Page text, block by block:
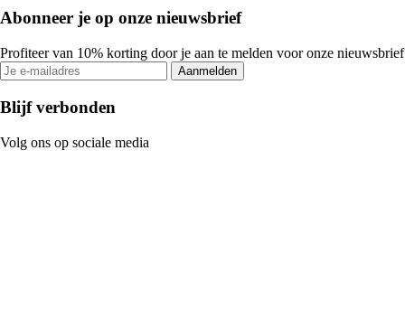
Abonneer je op onze nieuwsbrief
Profiteer van 10% korting door je aan te melden voor onze nieuwsbrief
Aanmelden
Blijf verbonden
Volg ons op sociale media